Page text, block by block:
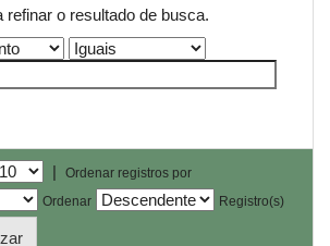
refinar o resultado de busca.
|
Ordenar registros por
Ordenar
Registro(s)